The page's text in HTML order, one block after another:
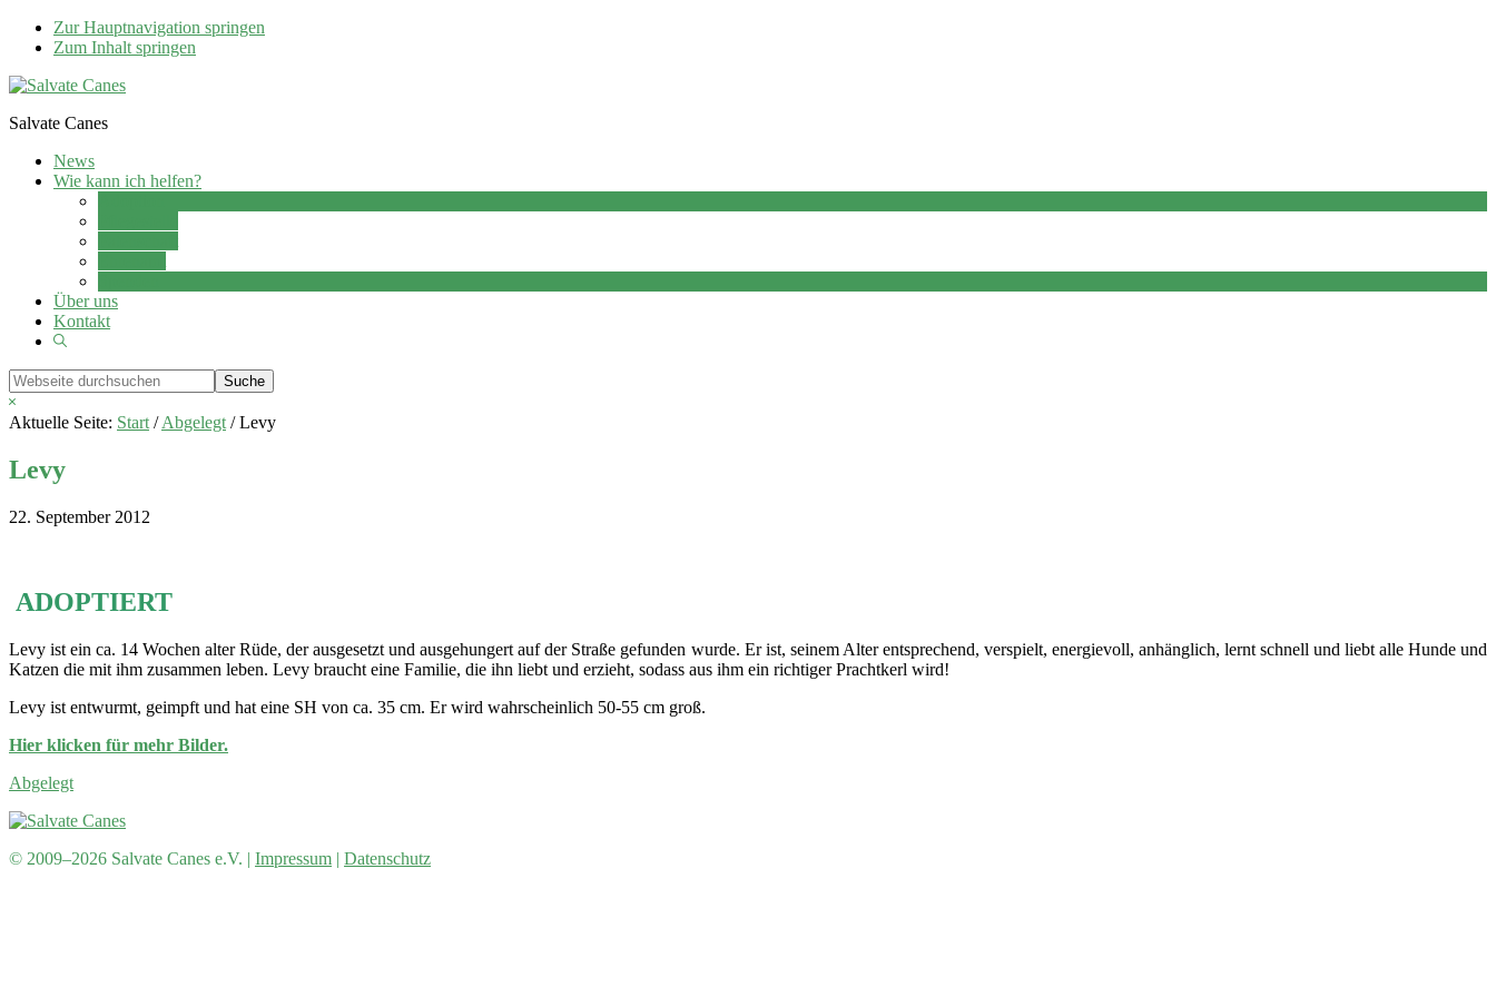
Zur Hauptnavigation springen
Zum Inhalt springen
Salvate Canes
News
Wie kann ich helfen?
Über uns
Kontakt
Show
Webseite
durchsuchen
Hide
Search
Aktuelle Seite: Start / Abgelegt /Levy
Levy
22. September 2012
ADOPTIERT
Levy ist ein ca. 14 Wochen alter Rüde, der ausgesetzt und ausgehungert auf der Straße gefunden wurde. Er ist, seinem Alter entsprechend, verspielt, energievoll, anhänglich, lernt schnell und liebt alle Hunde und
Katzen die mit ihm zusammen leben. Levy braucht eine Familie, die ihn liebt und erzieht, sodass aus ihm ein richtiger Prachtkerl wird!
Levy ist entwurmt, geimpft und hat eine SH von ca. 35 cm. Er wird wahrscheinlich 50-55 cm groß.
Hier klicken für mehr Bilder.
Abgelegt
© 2009–2026 Salvate Canes e.V. | Impressum | Datenschutz